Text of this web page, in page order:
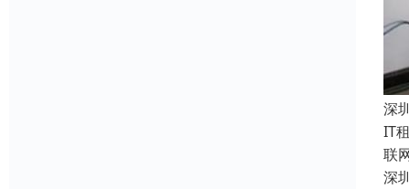
深
IT
联
深